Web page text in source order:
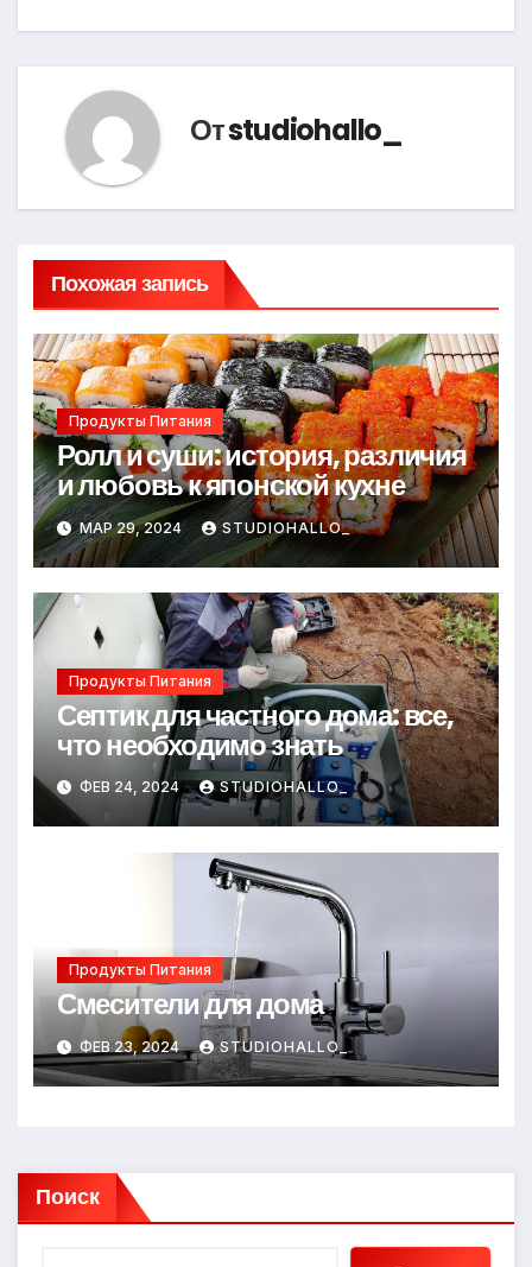
Отstudiohallo_
Похожая запись
Продукты Питания
Ролл и суши: история, различия
и любовь к японской кухне
МАР 29, 2024 STUDIOHALLO_
Продукты Питания
Септик для частного дома: все,
что необходимо знать
ФЕВ 24, 2024 STUDIOHALLO_
Продукты Питания
Смесители для дома
ФЕВ 23, 2024 STUDIOHALLO_
Поиск